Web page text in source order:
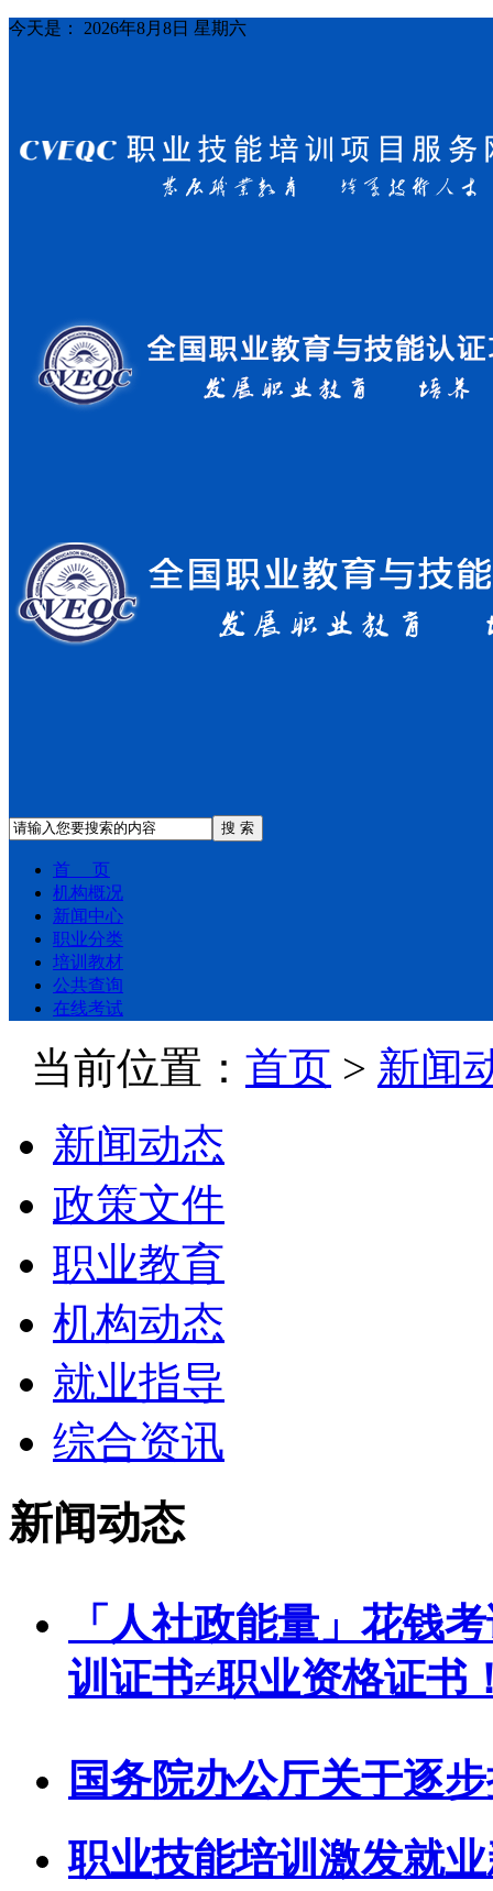
今天是： 2026年8月8日 星期六
搜 索
首 页
机构概况
新闻中心
职业分类
培训教材
公共查询
在线考试
当前位置： 首页 > 新闻
新闻动态
政策文件
职业教育
机构动态
就业指导
综合资讯
新闻动态
「人社政能量」花钱
训证书≠职业资格证书
国务院办公厅关于逐
职业技能培训激发就